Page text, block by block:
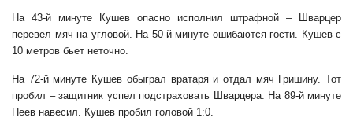
На 43-й минуте Кушев опасно исполнил штрафной – Шварцер
перевел мяч на угловой. На 50-й минуте ошибаются гости. Кушев с
10 метров бьет неточно.
На 72-й минуте Кушев обыграл вратаря и отдал мяч Гришину. Тот
пробил – защитник успел подстраховать Шварцера. На 89-й минуте
Пеев навесил. Кушев пробил головой 1:0.